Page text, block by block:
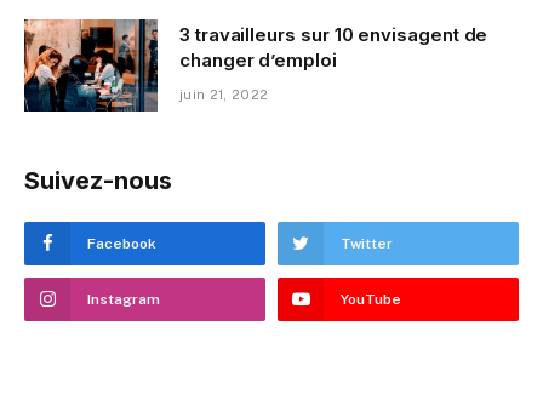
3 travailleurs sur 10 envisagent de
changer d’emploi
juin 21, 2022
Suivez-nous
Facebook Twitter
Instagram YouTube